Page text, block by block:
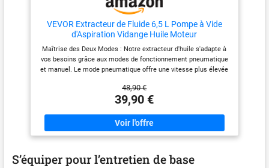
VEVOR Extracteur de Fluide 6,5 L Pompe à Vide
d'Aspiration Vidange Huile Moteur
Pneumatique/Manuel avec Jauge et Tuyau
d'Aspiration Changement d'Huile pour Évacuation
des Fluides Automobiles sous Vide
Maîtrise des Deux Modes : Notre extracteur d'huile s'adapte à
vos besoins grâce aux modes de fonctionnement pneumatique
et manuel. Le mode pneumatique offre une vitesse plus élevée
manuel peut fonctionner sans nécessiter d'engrenage
supplémentaire, ce qui est simple à utiliser et pratique. Kit
6,5 L, un tube principal, une jauge, deux tubes de rallonge, un
tuyau d'aspiration de liquide, deux bagues d'étanchéité et un
manuel d'utilisation pour commencer. Cette pompe extracteur
fluides. Extraction Complète des Fluides : Avec quatre tailles
48,90 €
39,90 €
S’équiper pour l’entretien de base